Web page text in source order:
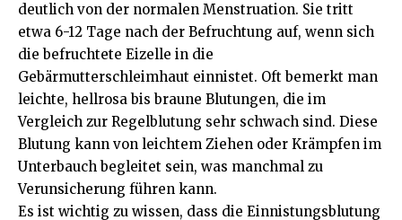
deutlich von der normalen Menstruation. Sie tritt
etwa 6-12 Tage nach der Befruchtung auf, wenn sich
die befruchtete Eizelle in die
Gebärmutterschleimhaut einnistet. Oft bemerkt man
leichte, hellrosa bis braune Blutungen, die im
Vergleich zur Regelblutung sehr schwach sind. Diese
Blutung kann von leichtem Ziehen oder Krämpfen im
Unterbauch begleitet sein, was manchmal zu
Verunsicherung führen kann.
Es ist wichtig zu wissen, dass die Einnistungsblutung